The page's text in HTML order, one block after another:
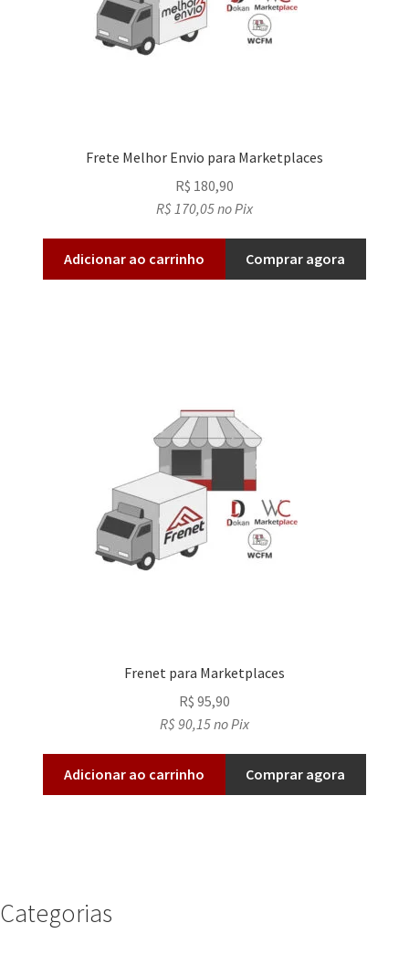
Frete Melhor Envio para Marketplaces
R$ 180,90
R$170,05no Pix
Adicionar ao carrinho Comprar agora
Frenet para Marketplaces
R$ 95,90
R$90,15no Pix
Adicionar ao carrinho Comprar agora
Categorias